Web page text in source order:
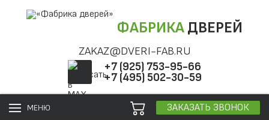
ФАБРИКАДВЕРЕЙ
ZAKAZ@DVERI-FAB.RU
+7 (925) 753-95-66
+7 (495) 502-30-59
МЕНЮ ЗАКАЗАТЬ ЗВОНОК